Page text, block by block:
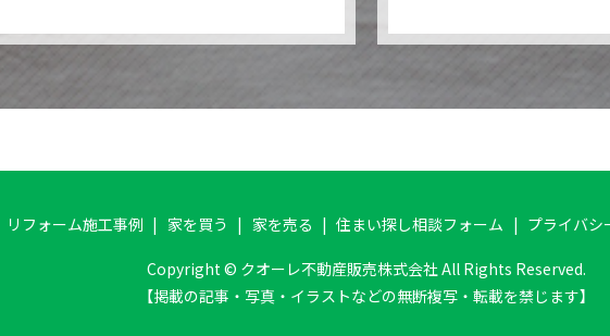
リフォーム施工事例 家を買う 家を売る 住まい探し相談フォーム プライバシ
Copyright © クオーレ不動産販売株式会社 All Rights Reserved.
【掲載の記事・写真・イラストなどの無断複写・転載を禁じます】